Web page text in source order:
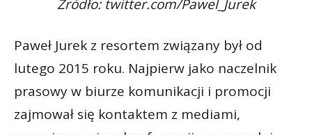
Źródło: twitter.com/Pawel_Jurek
Paweł Jurek z resortem związany był od
lutego 2015 roku. Najpierw jako naczelnik
prasowy w biurze komunikacji i promocji
zajmował się kontaktem z mediami,